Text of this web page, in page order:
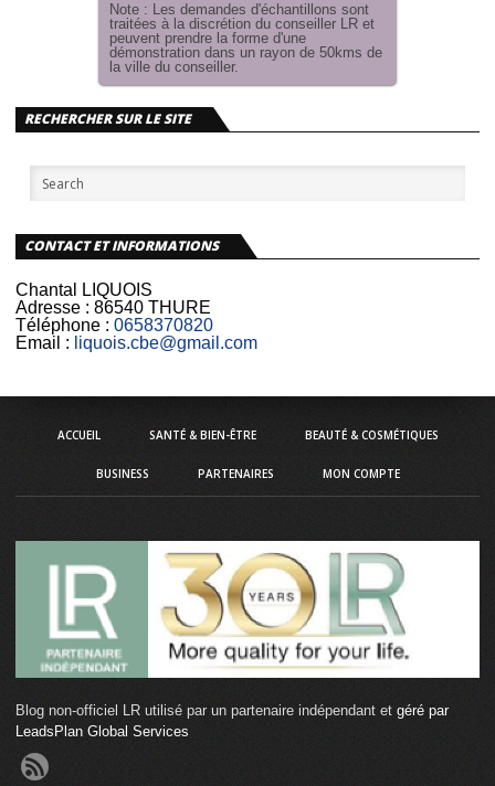
Note : Les demandes d'échantillons sont
traitées à la discrétion du conseiller LR et
peuvent prendre la forme d'une
démonstration dans un rayon de 50kms de
la ville du conseiller.
RECHERCHER SUR LE SITE
CONTACT ET INFORMATIONS
Chantal LIQUOIS
Adresse : 86540 THURE
Téléphone : 0658370820
Email : liquois.cbe@gmail.com
ACCUEIL SANTÉ & BIEN-ÊTRE BEAUTÉ & COSMÉTIQUES
BUSINESS PARTENAIRES MON COMPTE
Blog non-officiel LR utilisé par un partenaire indépendant et géré par
LeadsPlan Global Services